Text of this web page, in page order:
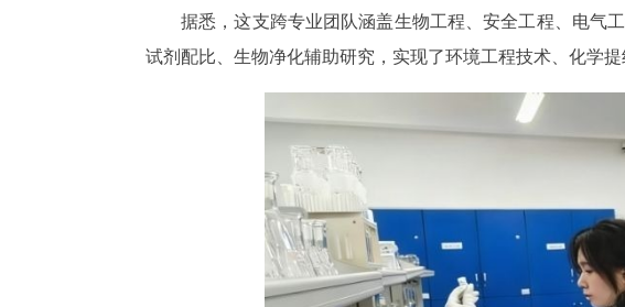
据悉，这支跨专业团队涵盖生物工程、安全工程、电气
试剂配比、生物净化辅助研究，实现了环境工程技术、化学